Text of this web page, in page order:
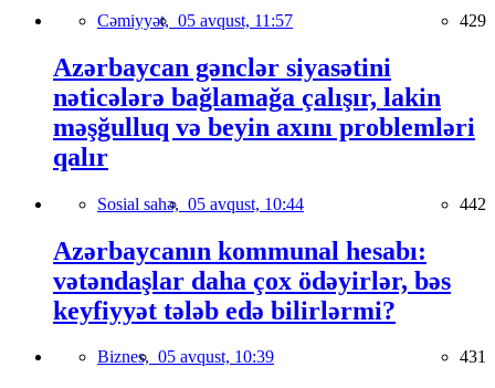
Cəmiyyət, 05 avqust, 11:57 429
Azərbaycan gənclər siyasətini
nəticələrə bağlamağa çalışır, lakin
məşğulluq və beyin axını problemləri
qalır
Sosial sahə, 05 avqust, 10:44 442
Azərbaycanın kommunal hesabı:
vətəndaşlar daha çox ödəyirlər, bəs
keyfiyyət tələb edə bilirlərmi?
Biznes, 05 avqust, 10:39 431